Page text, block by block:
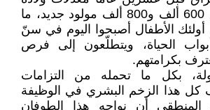
سنوية تراوحت بين 600 ألف و800 ألف مولود جديد، ما
الأطفال أصبحوا اليوم في سنّ
الحياة، ويتطلّعون إلى فرص
بكرامتهم.
بكل ما تحمله من التزامات
كل هذا الزخم البشري في الوظيفة
أن نواجه هذا الطوفان